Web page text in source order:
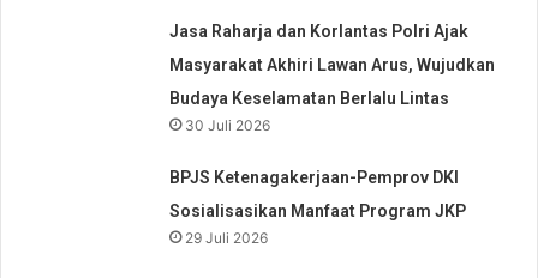
Jasa Raharja dan Korlantas Polri Ajak
Masyarakat Akhiri Lawan Arus, Wujudkan
Budaya Keselamatan Berlalu Lintas
30 Juli 2026
BPJS Ketenagakerjaan-Pemprov DKI
Sosialisasikan Manfaat Program JKP
29 Juli 2026